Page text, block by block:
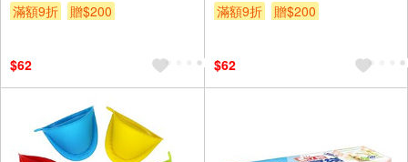
滿額9折
贈$200
$62
滿額9折
贈$200
$62